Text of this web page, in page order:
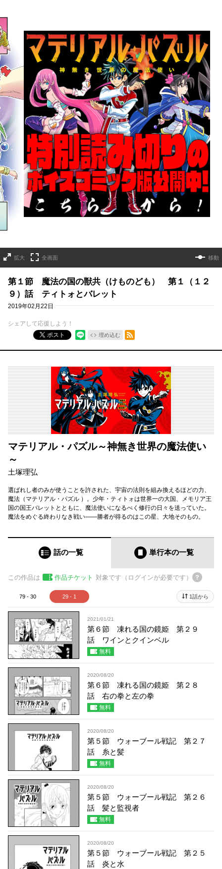
詳細ページへのリンク
拡大 全画面 移動
第１節 魔法の国の獣共（けものども） 第１（１２
９）話 ティトォとバレット
2019年02月22日
シェアして応援しよう！
ポスト
埋め込む
RSSフィード
マテリアル・パズル～神無き世界の魔法使い
～
土塚理弘
選ばれし者のみが使うことを許された、宇宙の法則を組み換えるほどの力、
魔法（マテリアル・パズル ）。少年・ティトォは世界一の大国、メモリア王
国の国王バレットとともに、魔法使いになるべく修行の日々を送っていた。
魔法をめぐる終わりなき戦い——勝者が得るのはこの星、大地そのもの。
話の一覧 単行本の一覧
この作品は 作品チケット 対象です（ログインが必要です）
79 - 30 29 - 1 1話から
2021/01/21
第６節 凍れる国の鏡姫 第２９
話 ワインとクインベル
無料
2020/08/20
第６節 凍れる国の鏡姫 第２８
話 右の拳と左の拳
無料
2020/08/20
第５節 ウォーブール戦記 第２７
話 糸と髪
無料
2020/08/20
第５節 ウォーブール戦記 第２６
話 髪と監視者
無料
2020/08/20
第５節 ウォーブール戦記 第２５
話 炎と水